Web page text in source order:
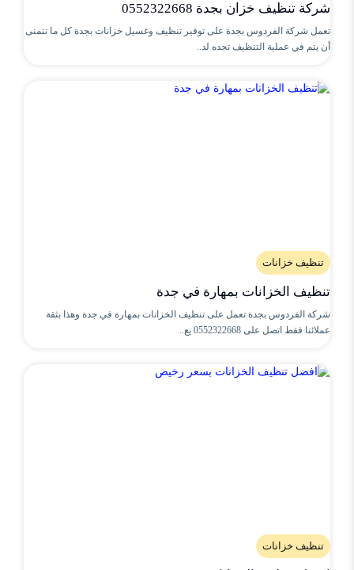
شركة تنظيف خزان بجدة 0552322668
تعمل شركة الفردوس بجدة على توفير تنظيف وغسيل خزانات بجدة كل ما تتمنى
أن يتم في عملية التنظيف تجده لد..
تنظيف خزانات
تنظيف الخزانات بمهارة في جدة
شركة الفردوس بجدة تعمل على تنظيف الخزانات بمهارة في جدة وهذا بثقة
عملائنا فقط اتصل على 0552322668 يع..
تنظيف خزانات